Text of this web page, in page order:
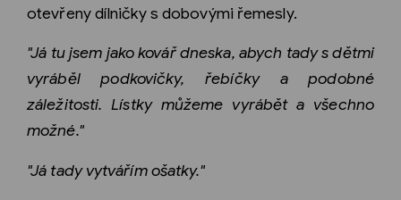
otevřeny dílničky s dobovými řemesly.
"Já tu jsem jako kovář dneska, abych tady s dětmi
vyráběl podkovičky, řebíčky a podobné
záležitosti. Lístky můžeme vyrábět a všechno
možné."
"Já tady vytvářím ošatky."